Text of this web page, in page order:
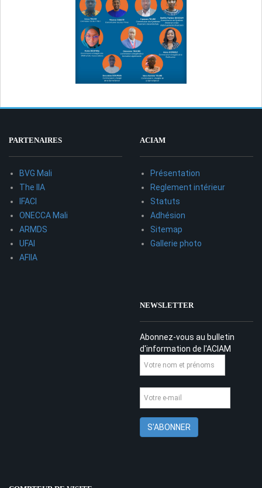
PARTENAIRES
BVG Mali
The IIA
IFACI
ONECCA Mali
ARMDS
UFAI
AFIIA
ACIAM
Présentation
Reglement intérieur
Statuts
Adhésion
Sitemap
Gallerie photo
NEWSLETTER
Abonnez-vous au bulletin
d'information de l'ACIAM